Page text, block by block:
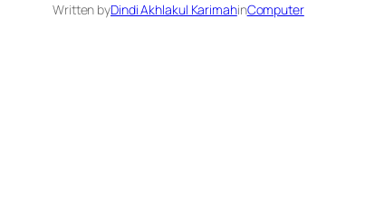
Written byDindi Akhlakul KarimahinComputer